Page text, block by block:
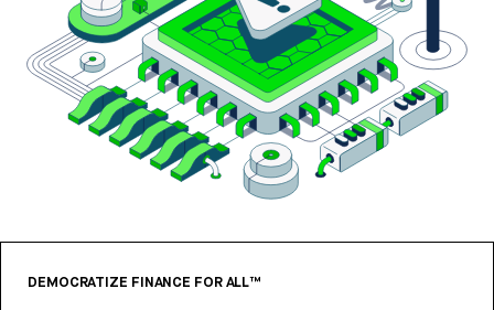
DEMOCRATIZE FINANCE FOR ALL™